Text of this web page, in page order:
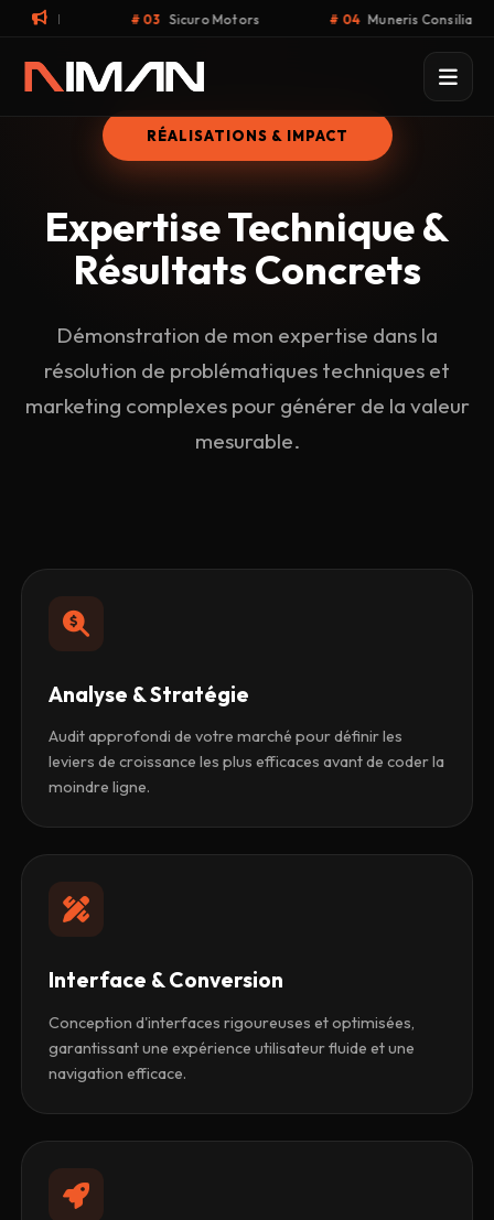
Sicuro Motors # 04 Muneris Consilia # 05 Armeca
RÉALISATIONS & IMPACT
Expertise Technique &
RésultatsConcrets
Démonstration de mon expertise dans la
résolution de problématiques techniques et
marketing complexes pour générer de la valeur
mesurable.
Analyse & Stratégie
Audit approfondi de votre marché pour définir les
leviers de croissance les plus efficaces avant de coder la
moindre ligne.
Interface & Conversion
Conception d'interfaces rigoureuses et optimisées,
garantissant une expérience utilisateur fluide et une
navigation efficace.